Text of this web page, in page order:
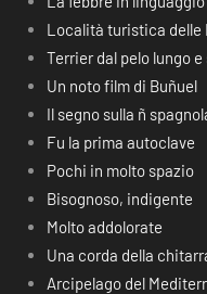
Località turistica delle
Terrier dal pelo lungo
Un noto film di Buñuel
Il segno sulla ñ
Fu la prima autoclave
Pochi in molto spazio
Bisognoso, indigente
Molto addolorate
Una corda della
Arcipelago del